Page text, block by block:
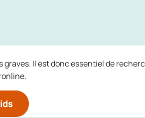
Il est donc essentiel de